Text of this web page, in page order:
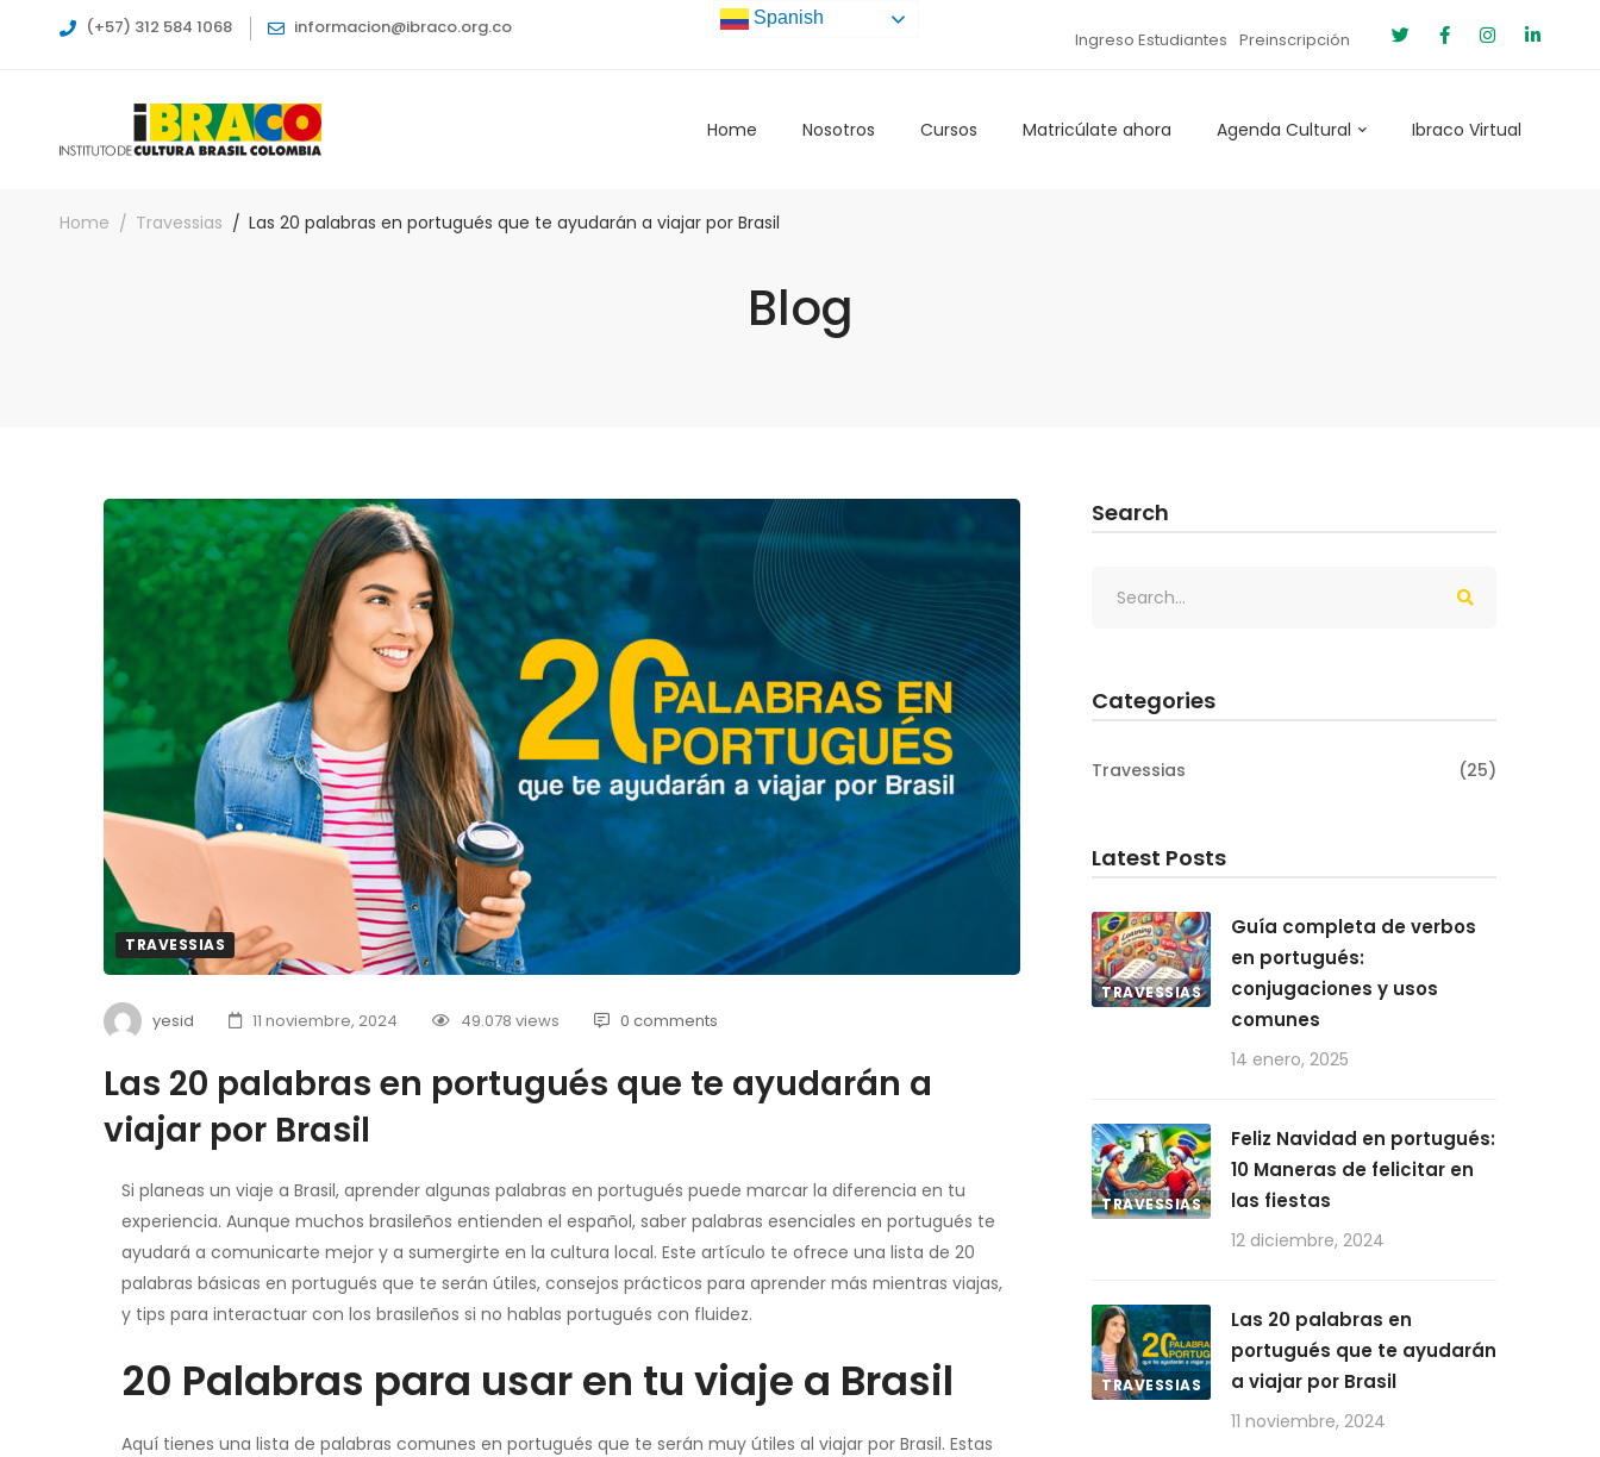
(+57) 312 584 1068 informacion@ibraco.org.co
Ingreso Estudiantes Preinscripción
Home Nosotros Cursos Matricúlate ahora Agenda Cultural Ibraco Virtual
Home Travessias Las 20 palabras en portugués que te ayudarán a viajar por Brasil
Blog
TRAVESSIAS
yesid 11 noviembre, 2024 49.078 views 0 comments
Las 20 palabras en portugués que te ayudarán a
viajar por Brasil
Si planeas un viaje a Brasil, aprender algunas palabras en portugués puede marcar la diferencia en tu
experiencia. Aunque muchos brasileños entienden el español, saber palabras esenciales en portugués te
ayudará a comunicarte mejor y a sumergirte en la cultura local. Este artículo te ofrece una lista de 20
palabras básicas en portugués que te serán útiles, consejos prácticos para aprender más mientras viajas,
y tips para interactuar con los brasileños si no hablas portugués con fluidez.
20 Palabras para usar en tu viaje a Brasil
Aquí tienes una lista de palabras comunes en portugués que te serán muy útiles al viajar por Brasil. Estas
Search
Categories
Travessias (25)
Latest Posts
TRAVESSIAS
Guía completa de verbos
en portugués:
conjugaciones y usos
comunes
14 enero, 2025
TRAVESSIAS
Feliz Navidad en portugués:
10 Maneras de felicitar en
las fiestas
12 diciembre, 2024
TRAVESSIAS
Las 20 palabras en
portugués que te ayudarán
a viajar por Brasil
11 noviembre, 2024
Spanish